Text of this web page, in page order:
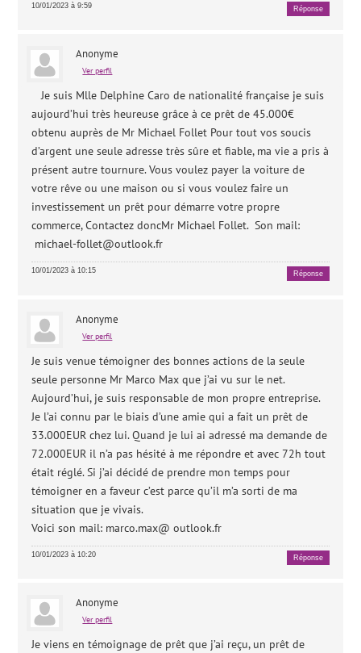
10/01/2023 à 9:59 Réponse
Anonyme
Ver perfil
Je suis Mlle Delphine Caro de nationalité française je suis
aujourd’hui très heureuse grâce à ce prêt de 45.000€
obtenu auprès de Mr Michael Follet Pour tout vos soucis
d’argent une seule adresse très sûre et fiable, ma vie a pris à
présent autre tournure. Vous voulez payer la voiture de
votre rêve ou une maison ou si vous voulez faire un
investissement un prêt pour démarre votre propre
commerce, Contactez doncMr Michael Follet. Son mail:
michael-follet@outlook.fr
10/01/2023 à 10:15 Réponse
Anonyme
Ver perfil
Je suis venue témoigner des bonnes actions de la seule
seule personne Mr Marco Max que j’ai vu sur le net.
Aujourd’hui, je suis responsable de mon propre entreprise.
Je l’ai connu par le biais d’une amie qui a fait un prêt de
33.000EUR chez lui. Quand je lui ai adressé ma demande de
72.000EUR il n’a pas hésité à me répondre et avec 72h tout
était réglé. Si j’ai décidé de prendre mon temps pour
témoigner en a faveur c’est parce qu’il m’a sorti de ma
situation que je vivais.
Voici son mail: marco.max@ outlook.fr
10/01/2023 à 10:20 Réponse
Anonyme
Ver perfil
Je viens en témoignage de prêt que j’ai reçu, un prêt de